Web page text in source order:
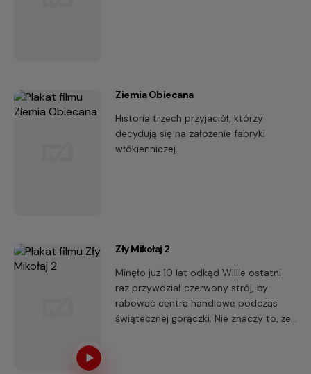
Ziemia Obiecana
Historia trzech przyjaciół, którzy
decydują się na założenie fabryki
włókienniczej.
Zły Mikołaj 2
Minęło już 10 lat odkąd Willie ostatni
raz przywdział czerwony strój, by
rabować centra handlowe podczas
świątecznej gorączki. Nie znaczy to, że